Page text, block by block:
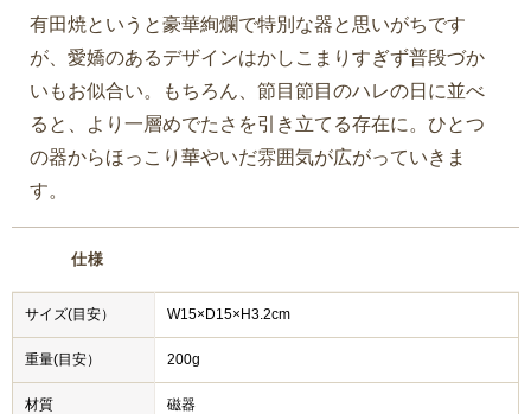
有田焼というと豪華絢爛で特別な器と思いがちです
が、愛嬌のあるデザインはかしこまりすぎず普段づか
いもお似合い。もちろん、節目節目のハレの日に並べ
ると、より一層めでたさを引き立てる存在に。ひとつ
の器からほっこり華やいだ雰囲気が広がっていきま
す。
仕様
サイズ(目安） W15×D15×H3.2cm
重量(目安） 200g
材質 磁器